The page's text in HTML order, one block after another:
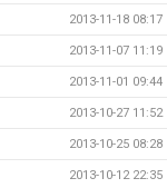
2013-11-18 08:17
2013-11-07 11:19
2013-11-01 09:44
2013-10-27 11:52
2013-10-25 08:28
2013-10-12 22:35